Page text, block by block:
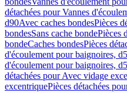
détachées pour Vannes
d90Avec caches bondesPièces
bondesSans cache bondePièces
bondeCaches bondesPièces
d'écoulement pour baignoires,
d'écoulement pour baignoires,
détachées pour Avec vidage
excentriquePièces détachées